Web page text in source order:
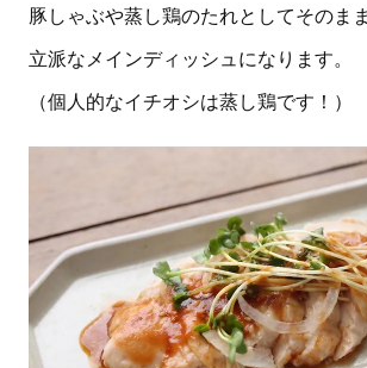
豚しゃぶや蒸し鶏のたれとしてそのま
立派なメインディッシュになります。
（個人的なイチオシは蒸し鶏です！）